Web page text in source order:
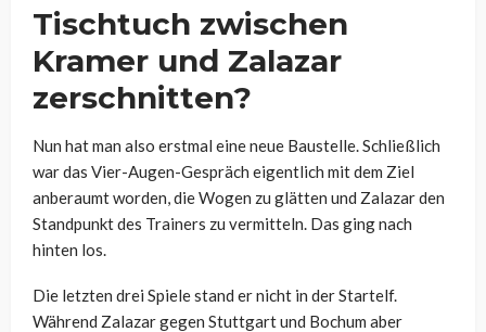
Tischtuch zwischen
Kramer und Zalazar
zerschnitten?
Nun hat man also erstmal eine neue Baustelle. Schließlich
war das Vier-Augen-Gespräch eigentlich mit dem Ziel
anberaumt worden, die Wogen zu glätten und Zalazar den
Standpunkt des Trainers zu vermitteln. Das ging nach
hinten los.
Die letzten drei Spiele stand er nicht in der Startelf.
Während Zalazar gegen Stuttgart und Bochum aber